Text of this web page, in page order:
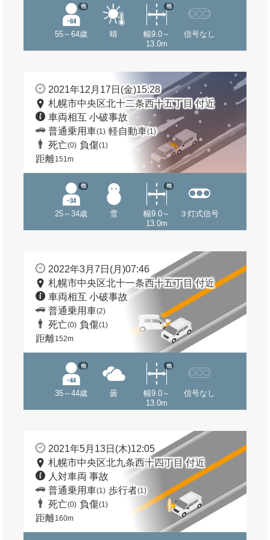
55～64歳
他
晴
幅9.0～
13.0m
他
信号なし
2021年12月17日(金)15:28
札幌市中央区北十二条西十五丁目 付近
車両相互 小破事故
普通乗用車(1) 軽自動車(1)
死亡(0) 負傷(1)
距離151m
25～34歳
他
雪
幅9.0～
13.0m
他
３灯式信号
2022年3月7日(月)07:46
札幌市中央区北十一条西十五丁目 付近
車両相互 小破事故
普通乗用車(2)
死亡(0) 負傷(1)
距離152m
35～44歳
他
曇
幅9.0～
13.0m
他
信号なし
2021年5月13日(木)12:05
札幌市中央区北九条西十四丁目 付近
人対車両 事故
普通乗用車(1) 歩行者(1)
死亡(0) 負傷(1)
距離160m